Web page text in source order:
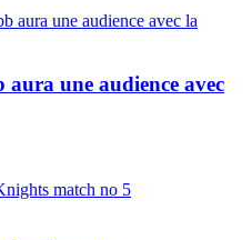
une audience avec